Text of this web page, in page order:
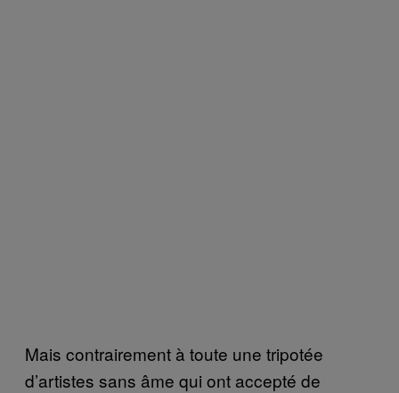
Mais contrairement à toute une tripotée
d’artistes sans âme qui ont accepté de